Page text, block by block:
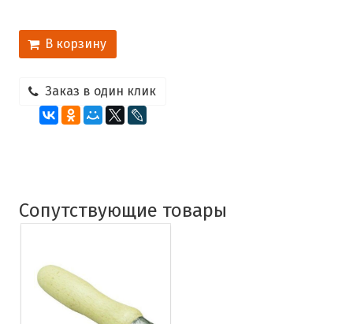
В корзину
Заказ в один клик
Сопутствующие товары